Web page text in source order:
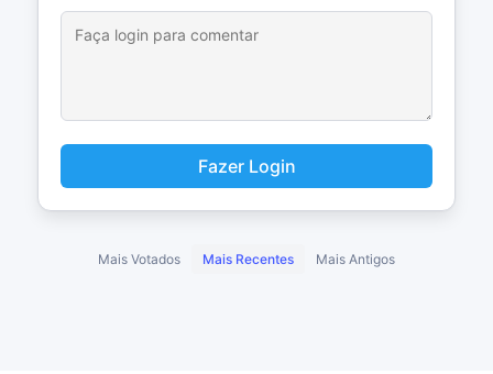
Fazer Login
Mais Votados Mais Recentes Mais Antigos